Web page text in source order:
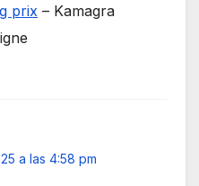
prix – Kamagra
a las 4:58 pm